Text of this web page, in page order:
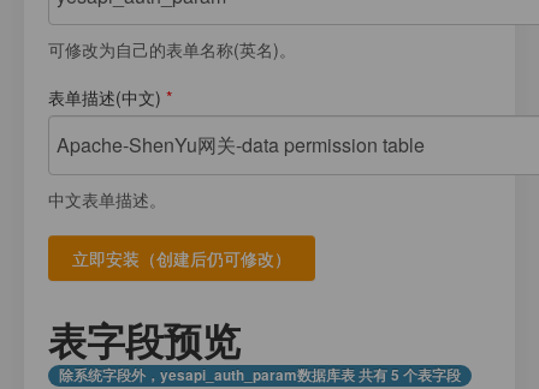
登录
接口测试
图片文件素材库
会员管理
应用计数器
应用元数据
应用集合数据
业务日志
可修改为自己的表单名称(英名)。
表单描述(中文) *
中文表单描述。
表字段预览
除系统字段外，yesapi_auth_param数据库表 共有 5 个表字段